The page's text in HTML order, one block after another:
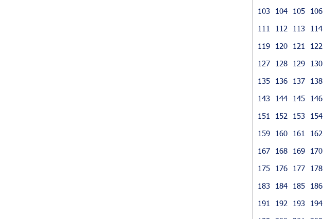
103
104 105 106
111
112 113 114
119
120 121 122
127
128 129 130
135
136 137 138
143
144 145 146
151
152 153 154
159
160 161 162
167
168 169 170
175
176 177 178
183
184 185 186
191
192 193 194